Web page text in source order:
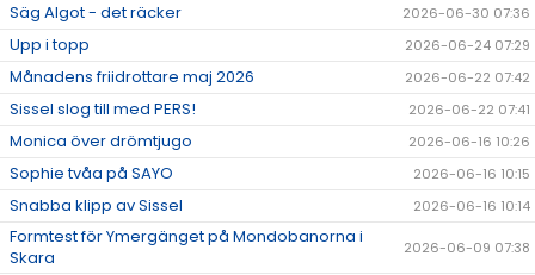
Säg Algot - det räcker 2026-06-30 07:36
Upp i topp 2026-06-24 07:29
Månadens friidrottare maj 2026 2026-06-22 07:42
Sissel slog till med PERS! 2026-06-22 07:41
Monica över drömtjugo 2026-06-16 10:26
Sophie tvåa på SAYO 2026-06-16 10:15
Snabba klipp av Sissel 2026-06-16 10:14
Formtest för Ymergänget på Mondobanorna i
Skara
2026-06-09 07:38